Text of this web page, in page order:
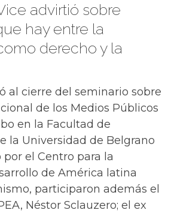
advirtió sobre
hay entre la
derecho y la
al cierre del seminario sobre
de los Medios Públicos
en la Facultad de
la Universidad de Belgrano
por el Centro para la
de América latina
participaron además el
Néstor Sclauzero; el ex